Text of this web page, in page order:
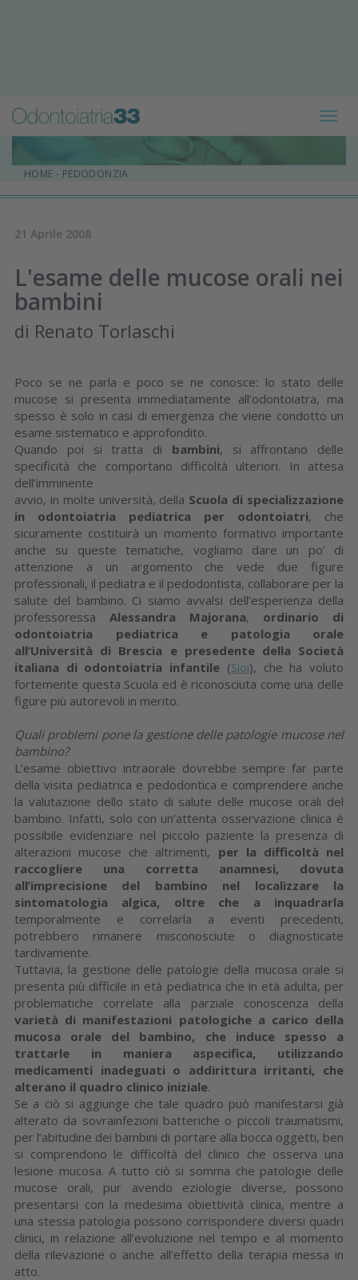
HOME - PEDODONZIA
21 Aprile 2008
L'esame delle mucose orali nei
bambini
di Renato Torlaschi
Poco se ne parla e poco se ne conosce: lo stato delle
mucose si presenta immediatamente all’odontoiatra, ma
spesso è solo in casi di emergenza che viene condotto un
esame sistematico e approfondito.
Quando poi si tratta di bambini, si affrontano delle
specificità che comportano difficoltà ulteriori. In attesa
dell’imminente
avvio, in molte università, della Scuola di specializzazione
in odontoiatria pediatrica per odontoiatri, che
sicuramente costituirà un momento formativo importante
anche su queste tematiche, vogliamo dare un po’ di
attenzione a un argomento che vede due figure
professionali, il pediatra e il pedodontista, collaborare per la
salute del bambino. Ci siamo avvalsi dell’esperienza della
professoressa Alessandra Majorana, ordinario di
odontoiatria pediatrica e patologia orale
all’Università di Brescia e presedente della Società
italiana di odontoiatria infantile (Sioi), che ha voluto
fortemente questa Scuola ed è riconosciuta come una delle
figure più autorevoli in merito.
Quali problemi pone la gestione delle patologie mucose nel
bambino?
L’esame obiettivo intraorale dovrebbe sempre far parte
della visita pediatrica e pedodontica e comprendere anche
la valutazione dello stato di salute delle mucose orali del
bambino. Infatti, solo con un’attenta osservazione clinica è
possibile evidenziare nel piccolo paziente la presenza di
alterazioni mucose che altrimenti, per la difficoltà nel
raccogliere una corretta anamnesi, dovuta
all’imprecisione del bambino nel localizzare la
sintomatologia algica, oltre che a inquadrarla
temporalmente e correlarla a eventi precedenti,
potrebbero rimanere misconosciute o diagnosticate
tardivamente.
Tuttavia, la gestione delle patologie della mucosa orale si
presenta più difficile in età pediatrica che in età adulta, per
problematiche correlate alla parziale conoscenza della
varietà di manifestazioni patologiche a carico della
mucosa orale del bambino, che induce spesso a
trattarle in maniera aspecifica, utilizzando
medicamenti inadeguati o addirittura irritanti, che
alterano il quadro clinico iniziale.
Se a ciò si aggiunge che tale quadro può manifestarsi già
alterato da sovrainfezioni batteriche o piccoli traumatismi,
per l’abitudine dei bambini di portare alla bocca oggetti, ben
si comprendono le difficoltà del clinico che osserva una
lesione mucosa. A tutto ciò si somma che patologie delle
mucose orali, pur avendo eziologie diverse, possono
presentarsi con la medesima obiettività clinica, mentre a
una stessa patologia possono corrispondere diversi quadri
clinici, in relazione all’evoluzione nel tempo e al momento
della rilevazione o anche all’effetto della terapia messa in
atto.